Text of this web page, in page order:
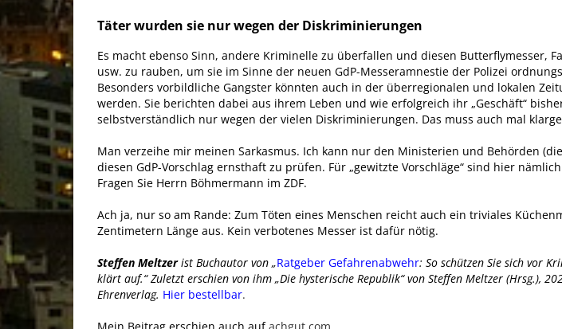
Täter wurden sie nur wegen der Diskriminierungen
Es macht ebenso Sinn, andere Kriminelle zu überfallen und diesen Butterflymesser,
usw. zu rauben, um sie im Sinne der neuen GdP-Messeramnestie der Polizei
Besonders vorbildliche Gangster könnten auch in der überregionalen und lokalen
werden. Sie berichten dabei aus ihrem Leben und wie erfolgreich ihr „Geschäft“
selbstverständlich nur wegen der vielen Diskriminierungen. Das muss auch mal
Man verzeihe mir meinen Sarkasmus. Ich kann nur den Ministerien und Behörden
diesen GdP-Vorschlag ernsthaft zu prüfen. Für „gewitzte Vorschläge“ sind hier
Fragen Sie Herrn Böhmermann im ZDF.
Ach ja, nur so am Rande: Zum Töten eines Menschen reicht auch ein triviales
Zentimetern Länge aus. Kein verbotenes Messer ist dafür nötig.
Steffen Meltzerist Buchautor von „Ratgeber Gefahrenabwehr: So schützen Sie sich vor
klärt auf.“ Zuletzt erschien von ihm „Die hysterische Republik“ von Steffen Meltzer (Hrsg.),
Ehrenverlag. Hier bestellbar.